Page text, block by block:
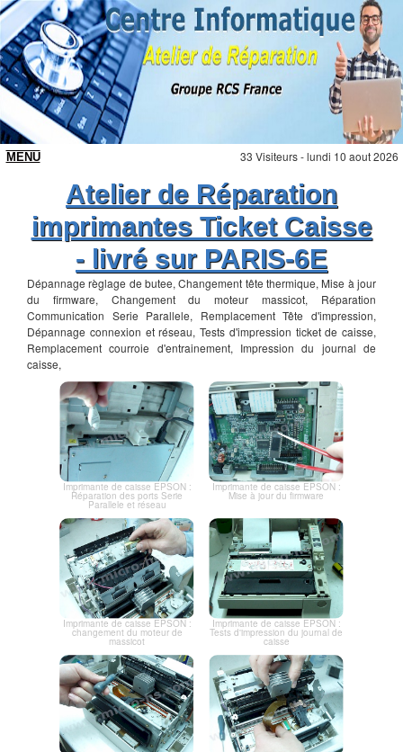
33 Visiteurs - lundi 10 aout 2026
Atelier de Réparation
imprimantes Ticket Caisse
- livré sur PARIS-6E
Dépannage règlage de butee, Changement tête thermique, Mise à jour
du firmware, Changement du moteur massicot, Réparation
Communication Serie Parallele, Remplacement Tête d'impression,
Dépannage connexion et réseau, Tests d'impression ticket de caisse,
Remplacement courroie d'entrainement, Impression du journal de
caisse,
Imprimante de caisse EPSON :
Réparation des ports Serie
Parallele et réseau
Imprimante de caisse EPSON :
Mise à jour du firmware
Imprimante de caisse EPSON :
changement du moteur de
massicot
Imprimante de caisse EPSON :
Tests d'impression du journal de
caisse